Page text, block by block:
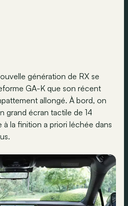
génération de RX se
GA-K que son récent
allongé. À bord, on
grand écran tactile de 14
à la finition a priori léchée dans